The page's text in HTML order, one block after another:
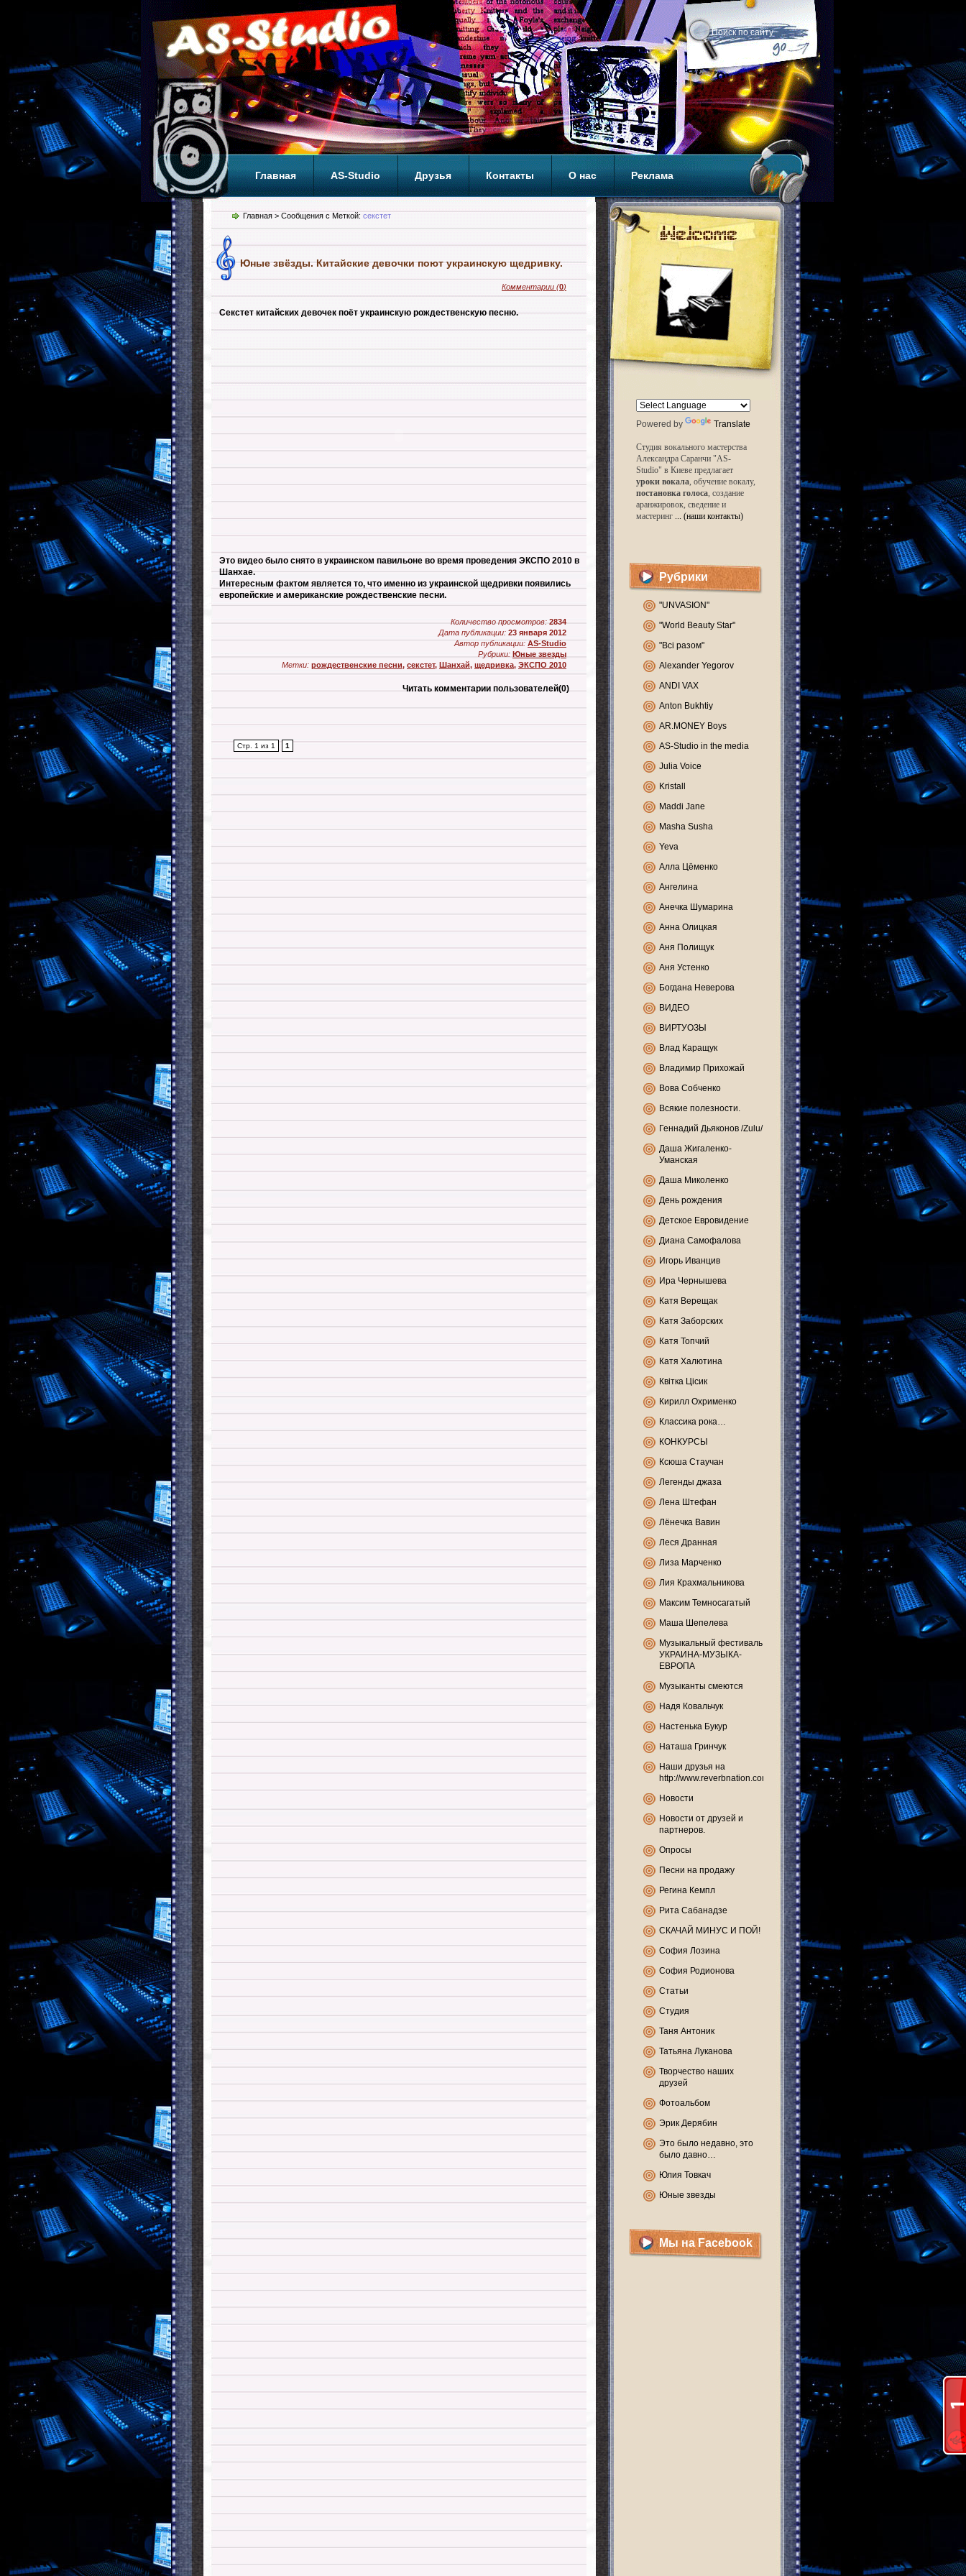
Главная AS-Studio Друзья Контакты О нас Реклама
Теги ТОП
Powered by Translate
Студия вокального мастерства
Александра Саранчи "AS-
Studio" в Киеве предлагает
уроки вокала, обучение вокалу,
постановка голоса, создание
аранжировок, сведение и
мастеринг ... (наши контакты)
Рубрики
"UNVASION"
"World Beauty Star"
"Всі разом"
Alexander Yegorov
ANDI VAX
Anton Bukhtiy
AR.MONEY Boys
AS-Studio in the media
Julia Voice
Kristall
Maddi Jane
Masha Susha
Yeva
Алла Цёменко
Ангелина
Анечка Шумарина
Анна Олицкая
Аня Полищук
Аня Устенко
Богдана Неверова
ВИДЕО
ВИРТУОЗЫ
Влад Каращук
Владимир Прихожай
Вова Собченко
Всякие полезности.
Геннадий Дьяконов /Zulu/
Даша Жигаленко-
Уманская
Даша Миколенко
День рождения
Детское Евровидение
Диана Самофалова
Игорь Иванцив
Ира Чернышева
Катя Верещак
Катя Заборских
Катя Топчий
Катя Халютина
Квітка Цісик
Кирилл Охрименко
Классика рока…
КОНКУРСЫ
Ксюша Стаучан
Легенды джаза
Лена Штефан
Лёнечка Вавин
Леся Дранная
Лиза Марченко
Лия Крахмальникова
Максим Темносагатый
Маша Шепелева
Музыкальный фестиваль
УКРАИНА-МУЗЫКА-
ЕВРОПА
Музыканты смеются
Надя Ковальчук
Настенька Букур
Наташа Гринчук
Наши друзья на
http://www.reverbnation.com
Новости
Новости от друзей и
партнеров.
Опросы
Песни на продажу
Регина Кемпл
Рита Сабанадзе
СКАЧАЙ МИНУС И ПОЙ!
София Лозина
София Родионова
Статьи
Студия
Таня Антоник
Татьяна Луканова
Творчество наших
друзей
Фотоальбом
Эрик Дерябин
Это было недавно, это
было давно…
Юлия Товкач
Юные звезды
Мы на Facebook
Главная > Сообщения с Меткой: секстет
Юные звёзды. Китайские девочки поют украинскую щедривку.
Комментарии (0)
Секстет китайских девочек поёт украинскую рождественскую песню.
Это видео было снято в украинском павильоне во время проведения ЭКСПО 2010 в
Шанхае.
Интересным фактом является то, что именно из украинской щедривки появились
европейские и американские рождественские песни.
Количество просмотров: 2834
Дата публикации: 23 января 2012
Автор публикации: AS-Studio
Рубрики: Юные звезды
Метки: рождественские песни, секстет, Шанхай, щедривка, ЭКСПО 2010
Читать комментарии пользователей(0)
Стр. 1 из 1 1